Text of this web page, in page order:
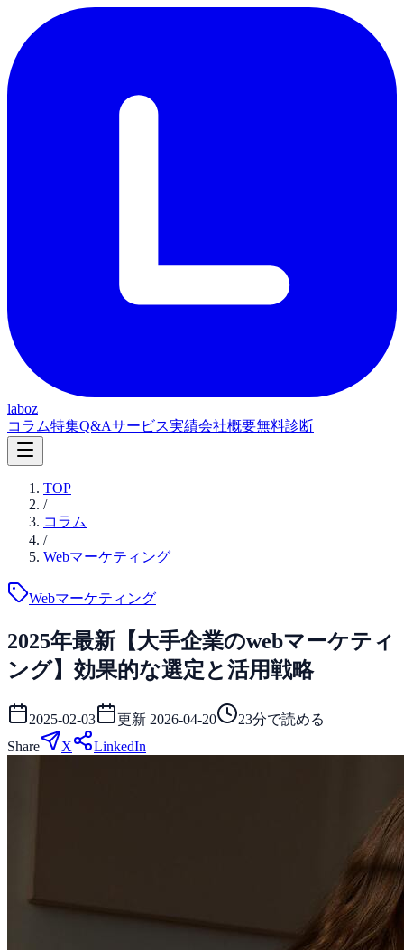
laboz
コラム特集Q&Aサービス実績会社概要無料診断
TOP
/
コラム
/
Webマーケティング
Webマーケティング
2025年最新【大手企業のwebマーケティ
ング】効果的な選定と活用戦略
2025-02-03 更新 2026-04-20 23分で読める
Share
X LinkedIn